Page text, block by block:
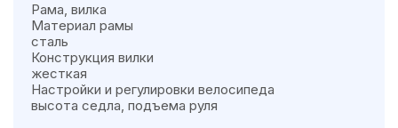
Рама, вилка
Материал рамы
сталь
Конструкция вилки
жесткая
Настройки и регулировки велосипеда
высота седла, подъема руля